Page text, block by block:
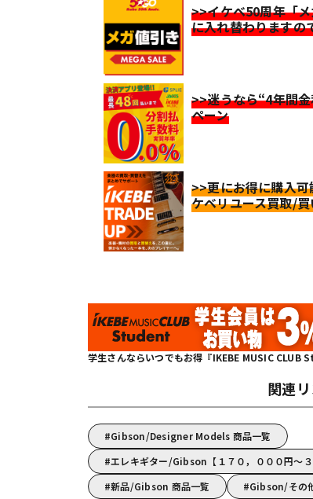
>>イケベ50周年「
に入れ替わりますの
>>迷うなら“4年間
ペーン
>>更にお得に購入
ケベリユース買取/
学生さんならいつでもお得『IKEBE MUSIC CLUB
関連
Gibson/Designer Models 商品一覧
エレキギター/Gibson【１７０，０００円～
新品/Gibson 商品一覧
Gibson/その